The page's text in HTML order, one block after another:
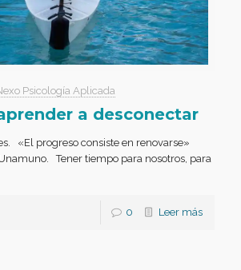
Psicología Aplicada
a desconectar
«El progreso consiste en renovarse»
Tener tiempo para nosotros, para
0 Leer más